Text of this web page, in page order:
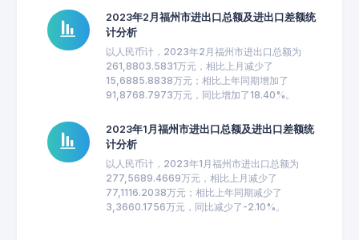
2023年2月福州市进出口总额及进出口差额统
计分析
以人民币计，2023年2月福州市进出口总额为
261,8803.5831万元，相比上月减少了
15,6885.8838万元；相比上年同期增加了
91,8768.7973万元，同比增加了18.40%。
2023年1月福州市进出口总额及进出口差额统
计分析
以人民币计，2023年1月福州市进出口总额为
277,5689.4669万元，相比上月减少了
77,1116.2038万元；相比上年同期减少了
3,3660.1756万元，同比减少了-2.10%。